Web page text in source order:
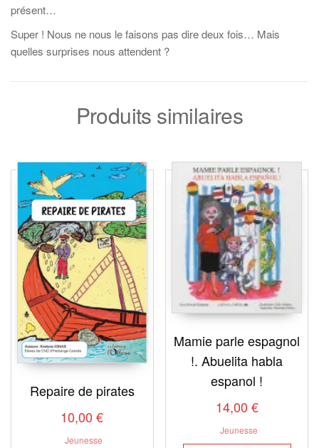
présent…
Super ! Nous ne nous le faisons pas dire deux fois… Mais
quelles surprises nous attendent ?
Produits similaires
Repaire de pirates
10,00€
Jeunesse
Mamie parle espagnol
!. Abuelita habla
espanol !
14,00 €
Jeunesse